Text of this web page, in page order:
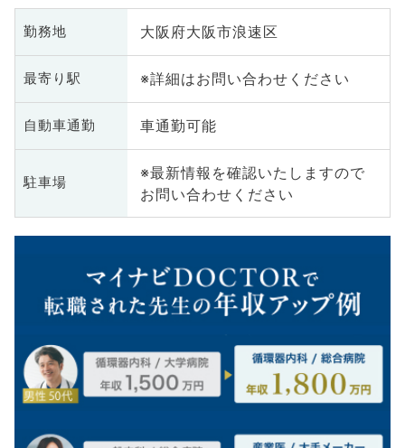
勤務地 大阪府大阪市浪速区
最寄り駅 ※詳細はお問い合わせください
自動車通勤 車通勤可能
駐車場
※最新情報を確認いたしますので
お問い合わせください